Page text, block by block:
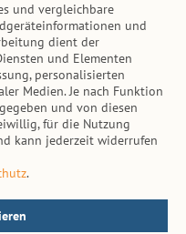
und vergleichbare
und
dient der
und Elementen
personalisierten
Medien. Je nach Funktion
und von diesen
für die Nutzung
kann jederzeit widerrufen
.